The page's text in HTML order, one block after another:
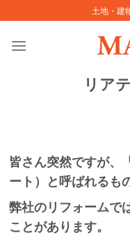
to
content
土地・建
リア
皆さん突然ですが、
ート）と呼ばれるも
弊社のリフォームで
ことがあります。